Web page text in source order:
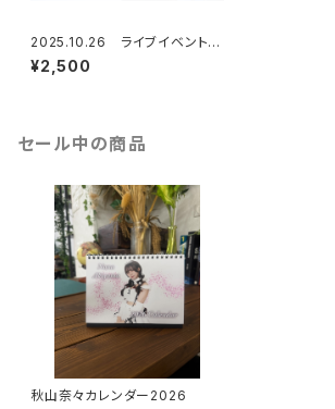
2025.10.26 ライブイベント
「ただいま。」映像
¥2,500
セール中の商品
秋山奈々カレンダー2026